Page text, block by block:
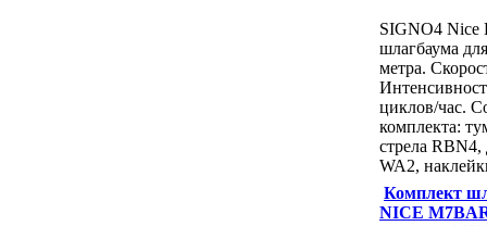
SIGNO4 Nice
шлагбаума
метра.
циклов/час.
комплекта:
стрела
WA2,
Комплект
NICE